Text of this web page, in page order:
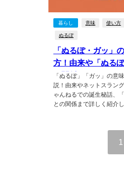
暮らし 意味 使い方
ぬるぽ
「ぬるぽ・ガッ」
方！由来や「ぬる
の関係も
「ぬるぽ」「ガッ」の意
説！由来やネットスラン
ゃんねるでの誕生秘話、
との関係まで詳しく紹介
1